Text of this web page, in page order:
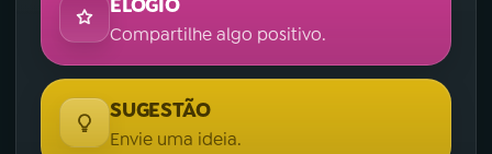
ELOGIO
Compartilhe algo positivo.
SUGESTÃO
Envie uma ideia.